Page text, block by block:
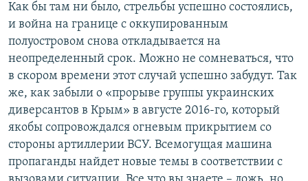
Как бы там ни было, стрельбы успешно состоялись,
и война на границе с оккупированным
полуостровом снова откладывается на
неопределенный срок. Можно не сомневаться, что
в скором времени этот случай успешно забудут. Так
же, как забыли о «прорыве группы украинских
диверсантов в Крым» в августе 2016-го, который
якобы сопровождался огневым прикрытием со
стороны артиллерии ВСУ. Всемогущая машина
пропаганды найдет новые темы в соответствии с